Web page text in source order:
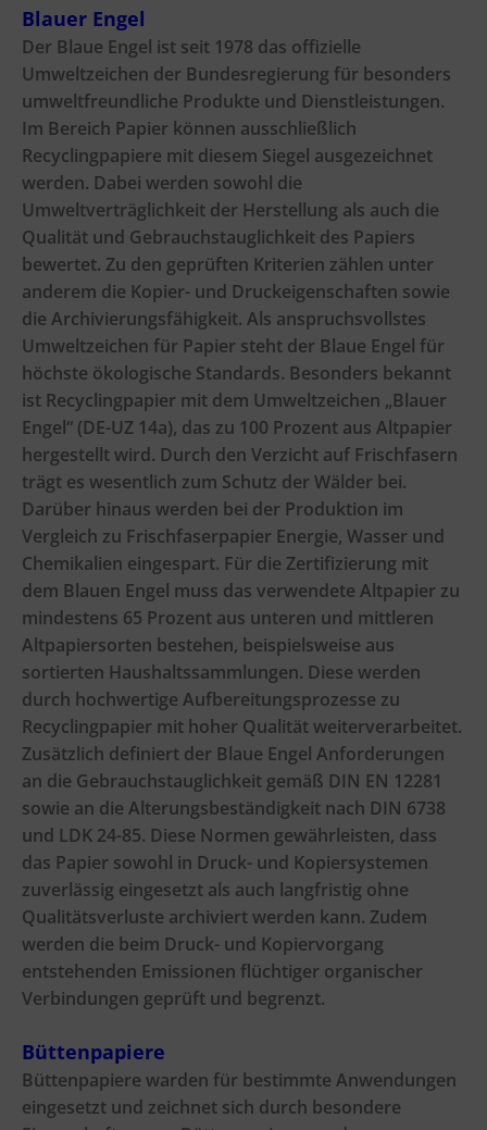
Blauer Engel
Der Blaue Engel ist seit 1978 das offizielle
Umweltzeichen der Bundesregierung für besonders
umweltfreundliche Produkte und Dienstleistungen.
Im Bereich Papier können ausschließlich
Recyclingpapiere mit diesem Siegel ausgezeichnet
werden. Dabei werden sowohl die
Umweltverträglichkeit der Herstellung als auch die
Qualität und Gebrauchstauglichkeit des Papiers
bewertet. Zu den geprüften Kriterien zählen unter
anderem die Kopier- und Druckeigenschaften sowie
die Archivierungsfähigkeit. Als anspruchsvollstes
Umweltzeichen für Papier steht der Blaue Engel für
höchste ökologische Standards. Besonders bekannt
ist Recyclingpapier mit dem Umweltzeichen „Blauer
Engel“ (DE-UZ 14a), das zu 100 Prozent aus Altpapier
hergestellt wird. Durch den Verzicht auf Frischfasern
trägt es wesentlich zum Schutz der Wälder bei.
Darüber hinaus werden bei der Produktion im
Vergleich zu Frischfaserpapier Energie, Wasser und
Chemikalien eingespart. Für die Zertifizierung mit
dem Blauen Engel muss das verwendete Altpapier zu
mindestens 65 Prozent aus unteren und mittleren
Altpapiersorten bestehen, beispielsweise aus
sortierten Haushaltssammlungen. Diese werden
durch hochwertige Aufbereitungsprozesse zu
Recyclingpapier mit hoher Qualität weiterverarbeitet.
Zusätzlich definiert der Blaue Engel Anforderungen
an die Gebrauchstauglichkeit gemäß DIN EN 12281
sowie an die Alterungsbeständigkeit nach DIN 6738
und LDK 24-85. Diese Normen gewährleisten, dass
das Papier sowohl in Druck- und Kopiersystemen
zuverlässig eingesetzt als auch langfristig ohne
Qualitätsverluste archiviert werden kann. Zudem
werden die beim Druck- und Kopiervorgang
entstehenden Emissionen flüchtiger organischer
Verbindungen geprüft und begrenzt.
Büttenpapiere
Büttenpapiere warden für bestimmte Anwendungen
eingesetzt und zeichnet sich durch besondere